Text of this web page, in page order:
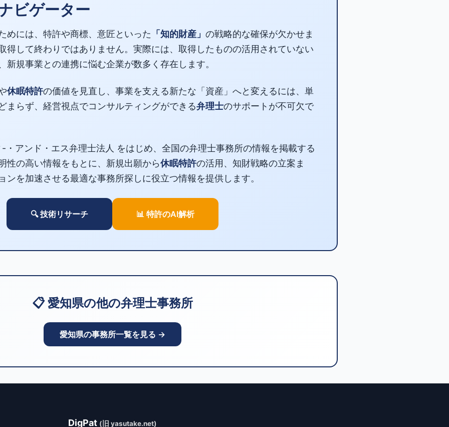
ビゲーター
めには、特許や商標、意匠といった 「知的財産」 の戦略的な確保が欠かせま
得して終わりではありません。実際には、取得したものの活用されていない
新規事業との連携に悩む企業が数多く存在します。
休眠特許の価値を見直し、事業を支える新たな「資産」へと変えるには、単
まらず、経営視点でコンサルティングができる弁理士のサポートが不可欠で
・アンド・エス弁理士法人 をはじめ、全国の弁理士事務所の情報を掲載する
性の高い情報をもとに、新規出願から休眠特許の活用、知財戦略の立案ま
ンを加速させる最適な事務所探しに役立つ情報を提供します。
🔍 技術リサーチ 📊 特許のAI解析
📋 愛知県の他の弁理士事務所
愛知県の事務所一覧を見る →
DigPat (旧 yasutake.net)